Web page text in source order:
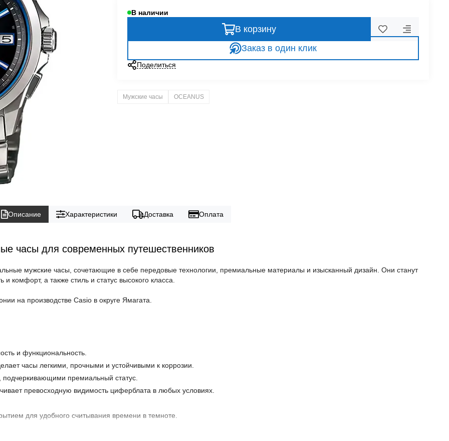
В наличии
В корзину
Заказ в один клик
Поделиться
Мужские часы OCEANUS
Описание Характеристики Доставка Оплата
часы для современных путешественников
мужские часы, сочетающие в себе передовые технологии, премиальные материалы и изысканный дизайн. Они станут
комфорт, а также стиль и статус высокого класса.
на производстве Casio в округе Ямагата.
и функциональность.
часы легкими, прочными и устойчивыми к коррозии.
премиальный статус.
превосходную видимость циферблата в любых условиях.
для удобного считывания времени в темноте.